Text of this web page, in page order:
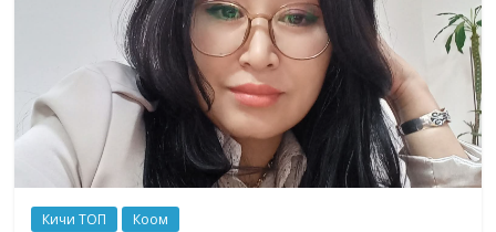
Кичи ТОП Коом